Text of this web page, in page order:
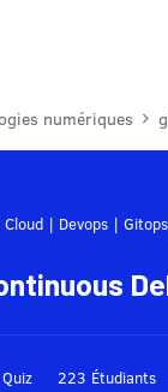
numériques
Cloud | Devops | Gitops
223 Étudiants